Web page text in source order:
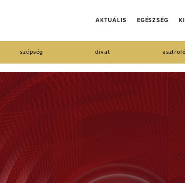
AKTUÁLIS EGÉSZSÉG
szépség divat